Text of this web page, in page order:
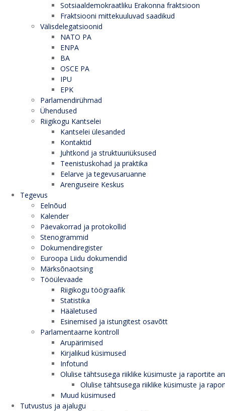
Sotsiaaldemokraatliku Erakonna fraktsioon
Fraktsiooni mittekuuluvad saadikud
Välisdelegatsioonid
NATO PA
ENPA
BA
OSCE PA
IPU
EPK
Parlamendirühmad
Ühendused
Riigikogu Kantselei
Kantselei ülesanded
Kontaktid
Juhtkond ja struktuuriüksused
Teenistuskohad ja praktika
Eelarve ja tegevusaruanne
Arenguseire Keskus
Tegevus
Eelnõud
Kalender
Päevakorrad ja protokollid
Stenogrammid
Dokumendiregister
Euroopa Liidu dokumendid
Märksõnaotsing
Tööülevaade
Riigikogu töögraafik
Statistika
Hääletused
Esinemised ja istungitest osavõtt
Parlamentaarne kontroll
Arupärimised
Kirjalikud küsimused
Infotund
Olulise tähtsusega riiklike küsimuste ja raportite
Olulise tähtsusega riiklike küsimuste ja
Muud küsimused
Tutvustus ja ajalugu